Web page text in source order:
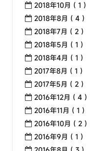
2018年10月 ( 1 )
2018年8月 ( 4 )
2018年7月 ( 2 )
2018年5月 ( 1 )
2018年4月 ( 1 )
2017年8月 ( 1 )
2017年5月 ( 2 )
2016年12月 ( 4 )
2016年11月 ( 1 )
2016年10月 ( 2 )
2016年9月 ( 1 )